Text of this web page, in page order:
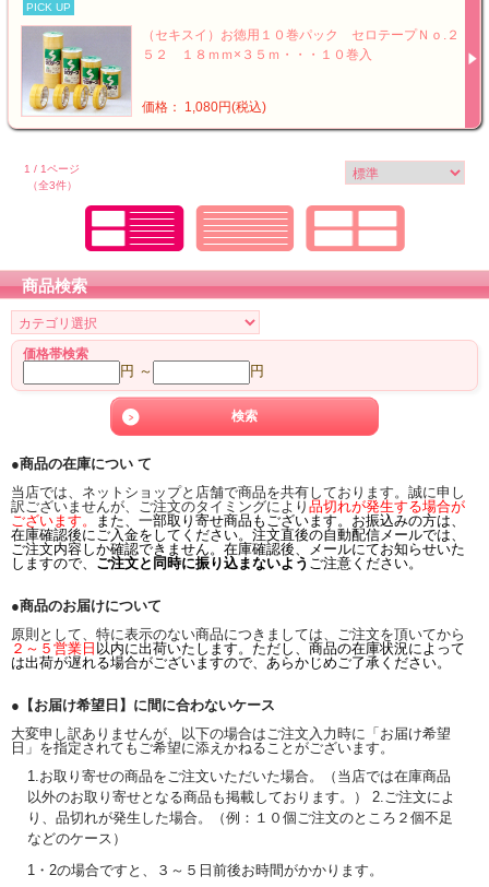
PICK UP
（セキスイ）お徳用１０巻パック セロテープＮｏ.２
５２ １８ｍｍ×３５ｍ・・・１０巻入
価格： 1,080円(税込)
1 / 1ページ
（全3件）
商品検索
価格帯検索
円 ～ 円
●商品の在庫につい て
当店では、ネットショップと店舗で商品を共有しております。誠に申し
訳ございませんが、ご注文のタイミングにより 品切れが発生する場合が
ございます。
また、一部取り寄せ商品もございます。お振込みの方は、
在庫確認後にご入金をしてください。注文直後の自動配信メールでは、
ご注文内容しか確認できません。在庫確認後、メールにてお知らせいた
しますので、 ご注文と同時に振り込まないよう ご注意ください。
●商品のお届けについて
原則として、特に表示のない商品につきましては、ご注文を頂いてから
２～５営業日 以内に出荷いたします。ただし、商品の在庫状況によって
は出荷が遅れる場合がございますので、あらかじめご了承ください。
●【お届け希望日】に間に合わないケース
大変申し訳ありませんが、以下の場合はご注文入力時に「お届け希望
日」を指定されてもご希望に添えかねることがございます。
1.お取り寄せの商品をご注文いただいた場合。（当店では在庫商品
以外のお取り寄せとなる商品も掲載しております。） 2.ご注文によ
り、品切れが発生した場合。（例：１０個ご注文のところ２個不足
などのケース）
1・2の場合ですと、３～５日前後お時間がかかります。